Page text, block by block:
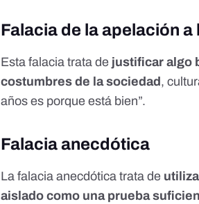
Falacia de la apelación
Esta falacia trata de justificar algo
costumbres de la sociedad ,
años es porque está bien”.
Falacia anecdótica
La falacia anecdótica trata de
aislado como una prueba